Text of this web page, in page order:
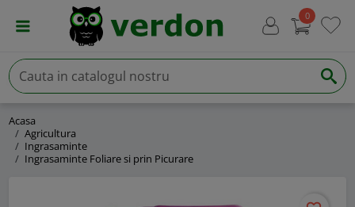
0
Acasa
Agricultura
Ingrasaminte
Ingrasaminte Foliare si prin Picurare